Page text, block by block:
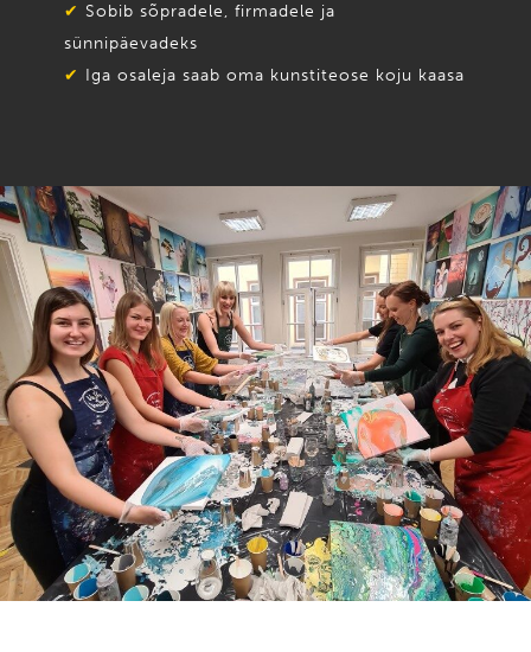
✔ Sobib sõpradele, firmadele ja
sünnipäevadeks
✔ Iga osaleja saab oma kunstiteose koju kaasa